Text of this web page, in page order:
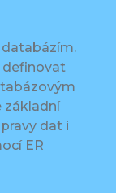
databázím.
definovat
základní
dat i
ER